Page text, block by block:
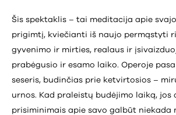
Šis spektaklis – tai meditacija apie
prigimtį, kviečianti iš naujo permąstyti
gyvenimo ir mirties, realaus ir
prabėgusio ir esamo laiko. Operoje
seseris, budinčias prie ketvirtosios –
urnos. Kad praleistų budėjimo laiką, jos
prisiminimais apie savo galbūt niekada